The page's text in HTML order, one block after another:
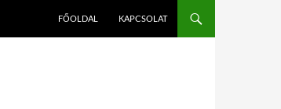
FŐOLDAL KAPCSOLAT